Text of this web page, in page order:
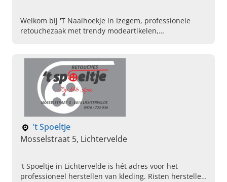
Welkom bij 'T Naaihoekje in Izegem, professionele
retouchezaak met trendy modeartikelen,
't Spoeltje
Mosselstraat 5, Lichtervelde
't Spoeltje in Lichtervelde is hét adres voor het
professioneel herstellen van kleding. Risten herstellen